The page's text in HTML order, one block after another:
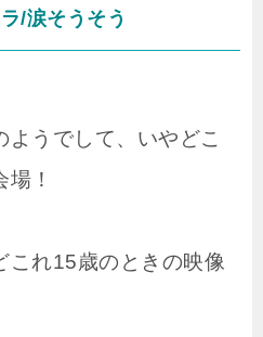
/涙そうそう
ようでして、いやどこ
！
これ15歳のときの映像